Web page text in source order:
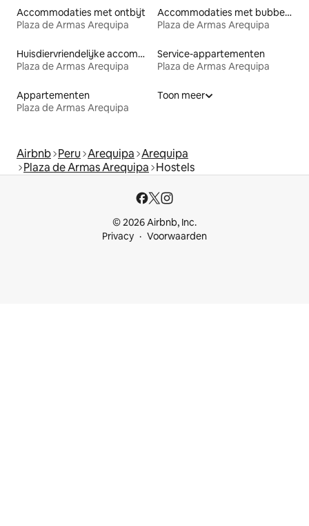
Accommodaties met ontbijt
Plaza de Armas Arequipa
Accommodaties met bubbelbad
Plaza de Armas Arequipa
Huisdiervriendelijke accommodaties
Plaza de Armas Arequipa
Service-appartementen
Plaza de Armas Arequipa
Appartementen
Plaza de Armas Arequipa
Toon meer
Airbnb Peru Arequipa Arequipa
Plaza de Armas Arequipa Hostels
© 2026 Airbnb, Inc.
Privacy
Voorwaarden